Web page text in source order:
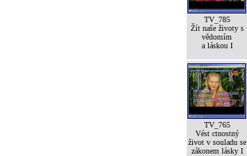
TV_785
Žít naše životy s
vědomím
a láskou I
TV_765
Vést ctnostný
život v souladu se
zákonem lásky I